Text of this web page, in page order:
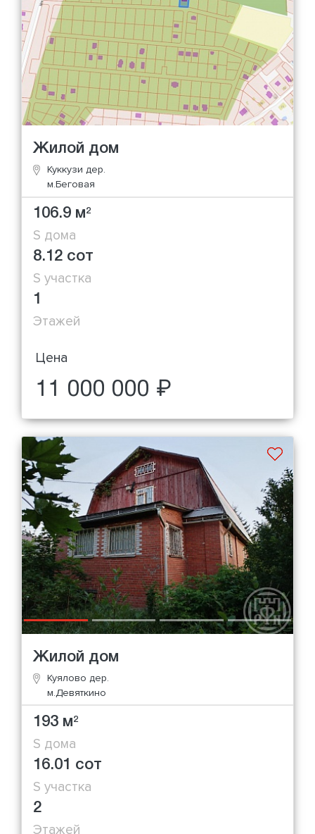
Жилой дом
Куккузи дер.
м.Беговая
106.9 м2
S дома
8.12 сот
S участка
1
Этажей
Цена
11 000 000 ₽
Жилой дом
Куялово дер.
м.Девяткино
193 м2
S дома
16.01 сот
S участка
2
Этажей